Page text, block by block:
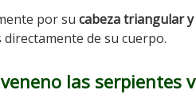
por su cabeza triangular
directamente de su cuerpo.
las serpientes